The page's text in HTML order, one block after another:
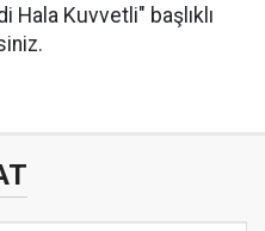
Hala Kuvvetli" başlıklı